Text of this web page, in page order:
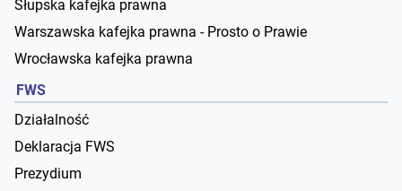
Słupska kafejka prawna
Warszawska kafejka prawna - Prosto o Prawie
Wrocławska kafejka prawna
FWS
Działalność
Deklaracja FWS
Prezydium